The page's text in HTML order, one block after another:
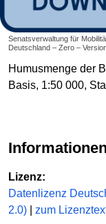
Senatsverwaltung für
Deutschland – Zero –
Humusmenge der
Basis, 1:50 000,
Lizenz:
Datenlizenz
2.0)
zum